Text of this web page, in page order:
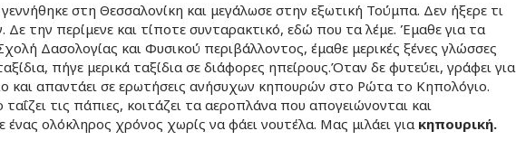
γεννήθηκε στη Θεσσαλονίκη και μεγάλωσε στην εξωτική Τούμπα. Δεν ήξερε τι
Δε την περίμενε και τίποτε συνταρακτικό, εδώ που τα λέμε. Έμαθε για τα
Δασολογίας και Φυσικού περιβάλλοντος, έμαθε μερικές ξένες γλώσσες
πήγε μερικά ταξίδια σε διάφορες ηπείρους.Όταν δε φυτεύει, γράφει για
και απαντάει σε ερωτήσεις ανήσυχων κηπουρών στο Ρώτα το Κηπολόγιο.
τις πάπιες, κοιτάζει τα αεροπλάνα που απογειώνονται και
ένας ολόκληρος χρόνος χωρίς να φάει νουτέλα. Μας μιλάει για κηπουρική.